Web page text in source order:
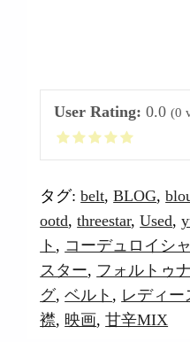
User Rating:0.0 (0
タグ:belt,BLOG,
ootd,threestar,Used,
ト , コーデュロイシ
スター, フォルトゥ
グ,ベルト , レディー
襟, 映画,甘辛MIX